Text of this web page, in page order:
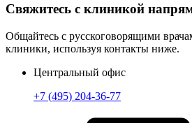
Свяжитесь с клиникой
Общайтесь с русскоговорящими
клиники, используя контакты ниже.
Центральный офис
+7 (495) 204-36-77